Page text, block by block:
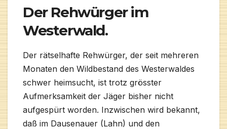
Der Rehwürger im
Westerwald.
Der rätselhafte Rehwürger, der seit mehreren
Monaten den Wildbestand des Westerwaldes
schwer heimsucht, ist trotz grösster
Aufmerksamkeit der Jäger bisher nicht
aufgespürt worden. Inzwischen wird bekannt,
daß im Dausenauer (Lahn) und den